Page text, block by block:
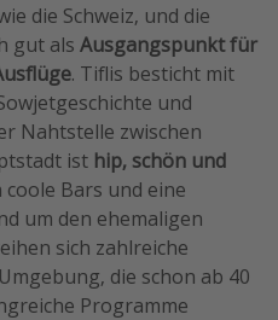
die Schweiz, und die
gut als Ausgangspunkt für
. Tiflis besticht mit
und
Nahtstelle zwischen
ist hip, schön und
coole Bars und eine
um den ehemaligen
sich zahlreiche
die schon ab 40
Programme